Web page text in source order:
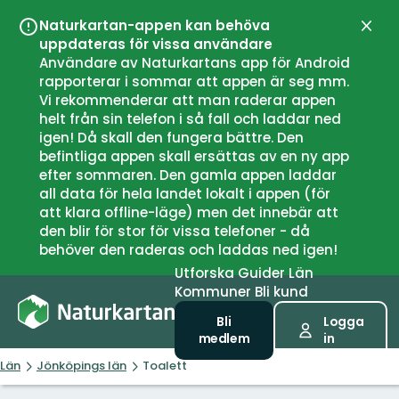
Naturkartan-appen kan behöva
uppdateras för vissa användare
Användare av Naturkartans app för Android
rapporterar i sommar att appen är seg mm.
Vi rekommenderar att man raderar appen
helt från sin telefon i så fall och laddar ned
igen! Då skall den fungera bättre. Den
befintliga appen skall ersättas av en ny app
efter sommaren. Den gamla appen laddar
all data för hela landet lokalt i appen (för
att klara offline-läge) men det innebär att
den blir för stor för vissa telefoner - då
behöver den raderas och laddas ned igen!
UtforskaGuiderLän
Kommuner Bli kund
Bli
medlem
Logga
in
Län Jönköpings län Toalett